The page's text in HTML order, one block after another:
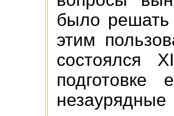
было
этим
состоялся